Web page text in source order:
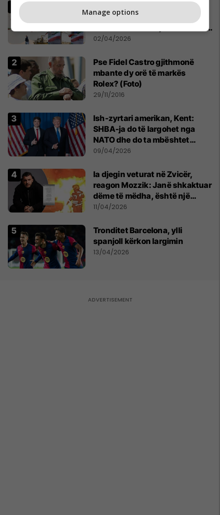
Armëpushim apo vazhdim të
luftimeve? Lufta në Iran dhe
zhvillimet në Lindjen e Mesme -
MINUTË PAS MINUTE
02/04/2026
Pse Fidel Castro gjithmonë
mbante dy orë të markës
Rolex? (Foto)
29/11/2016
Ish-zyrtari amerikan, Kent:
SHBA-ja do të largohet nga
NATO dhe do ta mbështet
Izraelin në një luftë të
09/04/2026
Ia djegin veturat në Zvicër,
reagon Mozzik: Janë shkaktuar
dëme të mëdha, është një
bandë nga Franca
11/04/2026
Tronditet Barcelona, ylli
spanjoll kërkon largimin
13/04/2026
Manage options